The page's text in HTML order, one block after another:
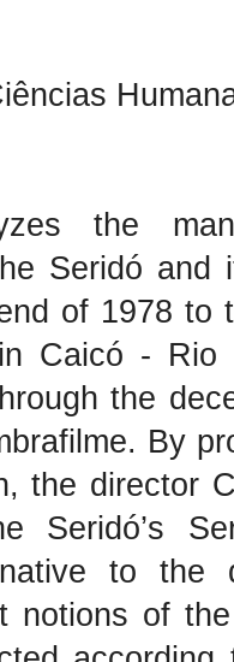
the
Seridó
of 1978
Caicó -
the
By
the director
Seridó’s
to the
notions of